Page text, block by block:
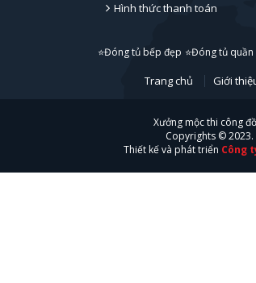
Hình thức thanh toán
⭐Đóng tủ bếp đẹp ⭐Đóng tủ
Trang chủ Giới
Xưởng mộc thi công
Copyrights © 2023.
Thiết kế và phát triển Công